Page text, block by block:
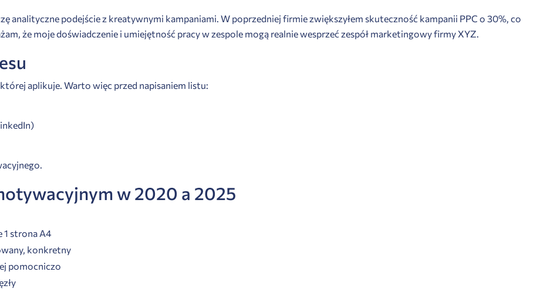
analityczne podejście z kreatywnymi kampaniami. W poprzedniej firmie zwiększyłem skuteczność kampanii PPC o 30%, co
że moje doświadczenie i umiejętność pracy w zespole mogą realnie wesprzeć zespół marketingowy firmy XYZ.
aplikuje. Warto więc przed napisaniem listu:
w 2020 a 2025
1 strona A4
konkretny
pomocniczo